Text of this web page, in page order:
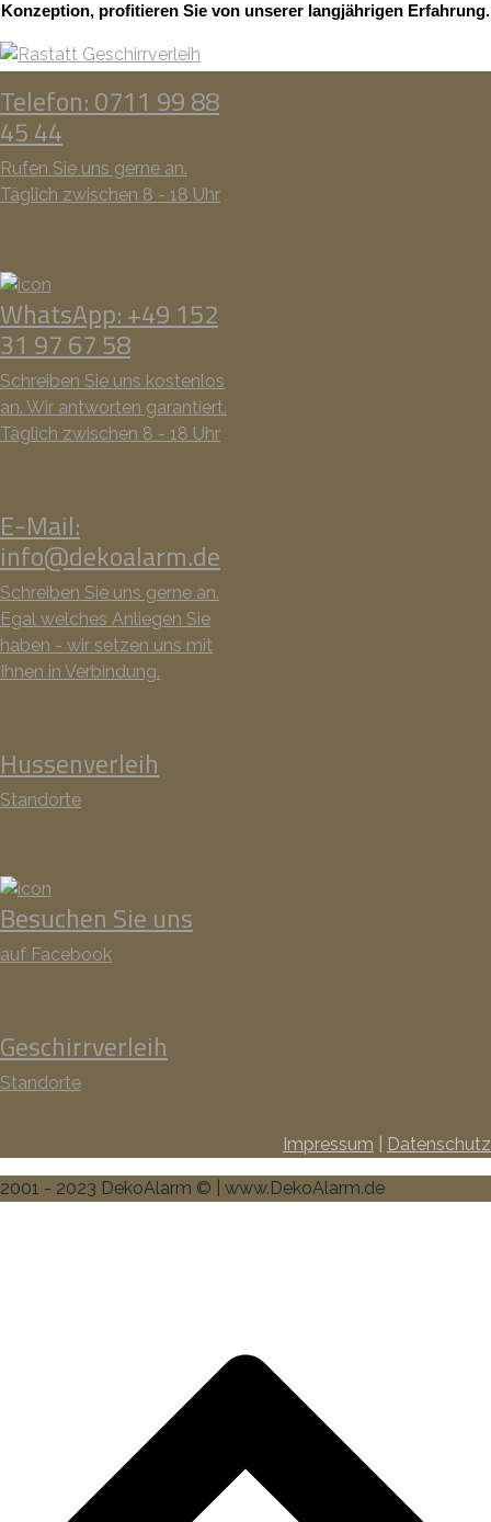
Konzeption, profitieren Sie von unserer langjährigen Erfahrung.
Telefon: 0711 99 88
45 44
Rufen Sie uns gerne an.
Täglich zwischen 8 - 18 Uhr
WhatsApp: +49 152
31 97 67 58
Schreiben Sie uns kostenlos
an. Wir antworten garantiert.
Täglich zwischen 8 - 18 Uhr
E-Mail:
info@dekoalarm.de
Schreiben Sie uns gerne an.
Egal welches Anliegen Sie
haben - wir setzen uns mit
Ihnen in Verbindung.
Hussenverleih
Standorte
Besuchen Sie uns
auf Facebook
Geschirrverleih
Standorte
Impressum Datenschutz
2001 - 2023 DekoAlarm © | www.DekoAlarm.de